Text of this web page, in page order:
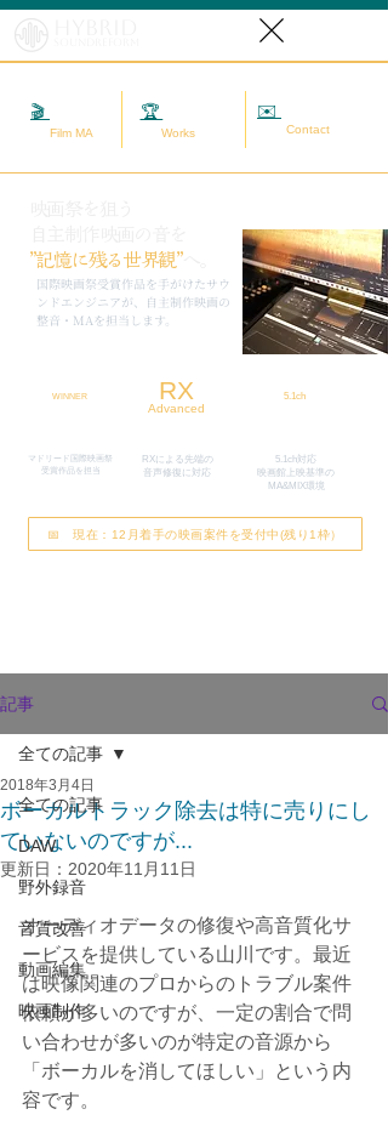
🎬
Film MA
🏆
Works
✉️
Contact
​国際映画祭受賞作品を手がけたサウ
ンドエンジニアが、自主制作映画の
整音・MAを担当します。
”記憶に残る世界観”へ。
WINNER RX
Advanced
マドリード国際映画祭
​受賞作品を担当
RXによる先端の
​音声修復に対応
5.1ch
5.1ch対応
映画館上映基準の
MA&MIX環境
📅 現在：12月着手の映画案件を受付中(残り1枠）
記事
全ての記事
DAW
野外録音
音質改善
動画編集
映画制作
全ての記事
ボーカルトラック除去は特に売りにし
ていないのですが...
2018年3月4日
更新日： 2020年11月11日
オーディオデータの修復や高音質化サ
ービスを提供している山川です。最近
は映像関連のプロからのトラブル案件
依頼が多いのですが、一定の割合で問
い合わせが多いのが特定の音源から
「ボーカルを消してほしい」という内
容です。